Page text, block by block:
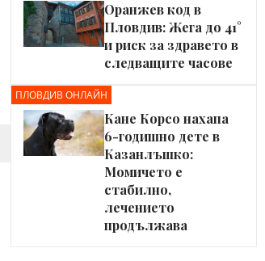
Оранжев код в
Пловдив: Жега до 41°
и риск за здравето в
следващите часове
ПЛОВДИВ ОНЛАЙН
Кане Корсо нахапа
6-годишно дете в
Казанлъшко:
Момичето е
стабилно,
лечението
продължава